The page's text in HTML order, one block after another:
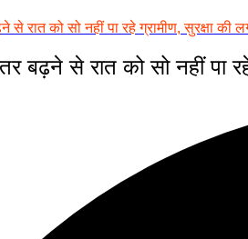
रात को सो नहीं पा रहे ग्रामीण, सुरक्षा की
बढ़ने से रात को सो नहीं पा रहे